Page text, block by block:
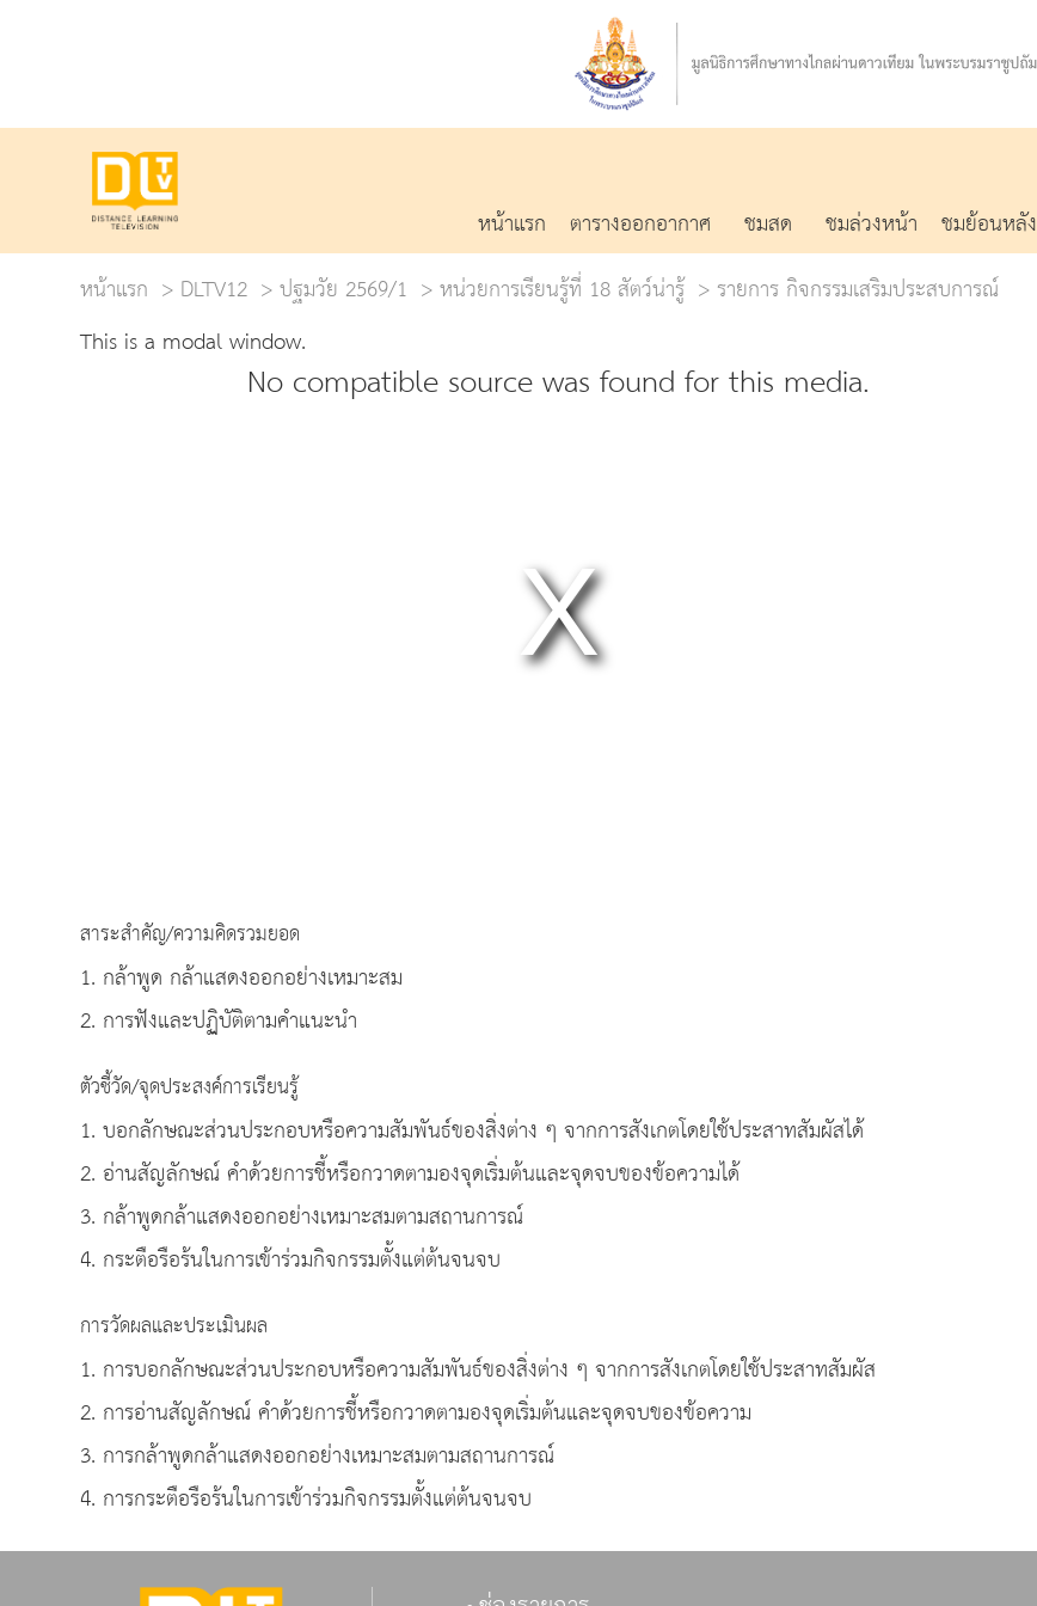
หน้าแรก ตารางออกอากาศ ชมสด ชมล่วงหน้า ชมย้อนหลัง
หน้าแรก
DLTV12 ปฐมวัย 2569/1 หน่วยการเรียนรู้ที่ 18 สัตว์น่ารู้
รายการ กิจกรรมเสริมประสบการณ์
This is a modal window.
No compatible source was found for this media.
สาระสำคัญ/ความคิดรวมยอด
1. กล้าพูด กล้าแสดงออกอย่างเหมาะสม
2. การฟังและปฏิบัติตามคำแนะนำ
ตัวชี้วัด/จุดประสงค์การเรียนรู้
1. บอกลักษณะส่วนประกอบหรือความสัมพันธ์ของสิ่งต่าง ๆ จากการสังเกตโดยใช้ประสาทสัมผัสได้
2. อ่านสัญลักษณ์ คำด้วยการชี้หรือกวาดตามองจุดเริ่มต้นและจุดจบของข้อความได้
3. กล้าพูดกล้าแสดงออกอย่างเหมาะสมตามสถานการณ์
4. กระตือรือร้นในการเข้าร่วมกิจกรรมตั้งแต่ต้นจนจบ
การวัดผลและประเมินผล
1. การบอกลักษณะส่วนประกอบหรือความสัมพันธ์ของสิ่งต่าง ๆ จากการสังเกตโดยใช้ประสาทสัมผัส
2. การอ่านสัญลักษณ์ คำด้วยการชี้หรือกวาดตามองจุดเริ่มต้นและจุดจบของข้อความ
3. การกล้าพูดกล้าแสดงออกอย่างเหมาะสมตามสถานการณ์
4. การกระตือรือร้นในการเข้าร่วมกิจกรรมตั้งแต่ต้นจนจบ